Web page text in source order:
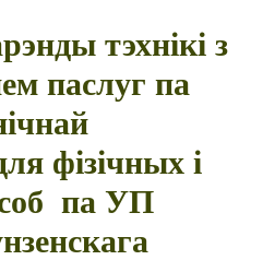
тэхнікі з
паслуг па
фізічных і
па УП